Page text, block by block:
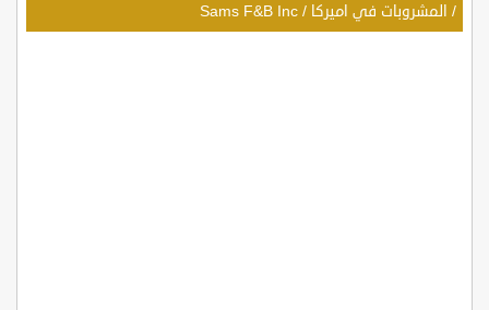
/ المشروبات في اميركا /
Sams F&B Inc